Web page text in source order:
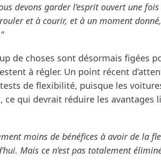
devons garder l’esprit ouvert une
et à courir, et à un moment
de choses sont désormais figées
à régler. Un point récent
de flexibilité, puisque les
ce qui devrait réduire les avantages
moins de bénéfices à avoir de la
Mais ce n’est pas totalement